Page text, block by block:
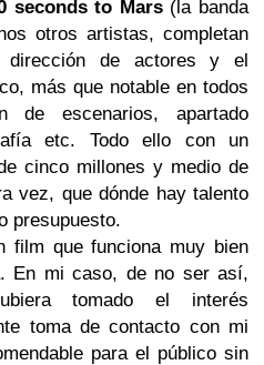
seconds to Mars(la banda
otros artistas, completan
dirección de actores y el
más que notable en todos
de escenarios, apartado
etc. Todo ello con un
cinco millones y medio de
vez, que dónde hay talento
presupuesto.
que funciona muy bien
En mi caso, de no ser así,
tomado el interés
toma de contacto con mi
para el público sin